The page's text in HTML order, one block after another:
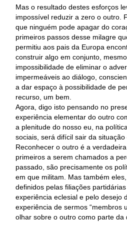
Mas o resultado destes esforços
impossível reduzir a zero o outro.
que ninguém pode apagar do
primeiros passos desse milagre
permitiu aos pais da Europa
construir algo em conjunto,
impossibilidade de eliminar o
impermeáveis ao diálogo,
a dar espaço à possibilidade de
recurso, um bem.
Agora, digo isto pensando no
experiência elementar do outro
a plenitude do nosso eu, na
sociais, será difícil sair da
Reconhecer o outro é a
primeiros a serem chamados a
passado, são precisamente os
em que militam. Mas também
definidos pelas filiações
experiência eclesial e pelo desejo
experiência de sermos “membros
olhar sobre o outro como parte